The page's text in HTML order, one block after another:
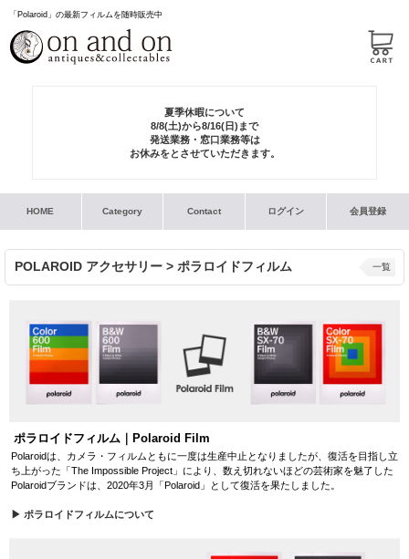
「Polaroid」の最新フィルムを随時販売中
夏季休暇について
8/8(土)から8/16(日)まで
発送業務・窓口業務等は
お休みをとさせていただきます。
HOME Category Contact ログイン 会員登録
POLAROID アクセサリー > ポラロイドフィルム
ポラロイドフィルム｜Polaroid Film
Polaroidは、カメラ・フィルムともに一度は生産中止となりましたが、復活を目指し立
ち上がった「The Impossible Project」により、数え切れないほどの芸術家を魅了した
Polaroidブランドは、2020年3月「Polaroid」として復活を果たしました。
▶ ポラロイドフィルムについて
一覧